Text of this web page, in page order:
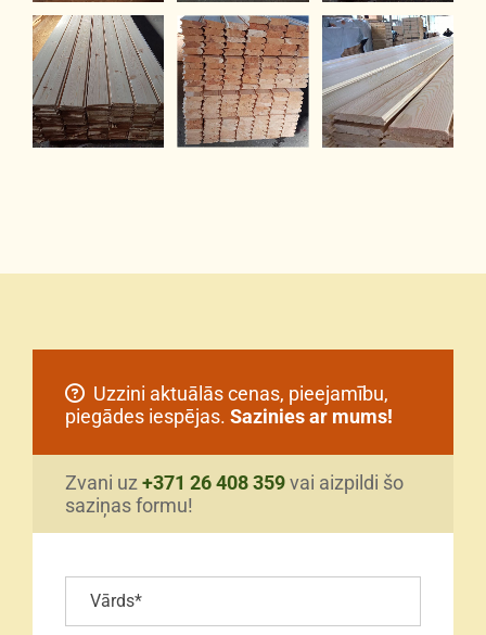
 Uzzini aktuālās cenas, pieejamību,
piegādes iespējas. Sazinies ar mums!
Zvani uz +371 26 408 359vai aizpildi šo
saziņas formu!